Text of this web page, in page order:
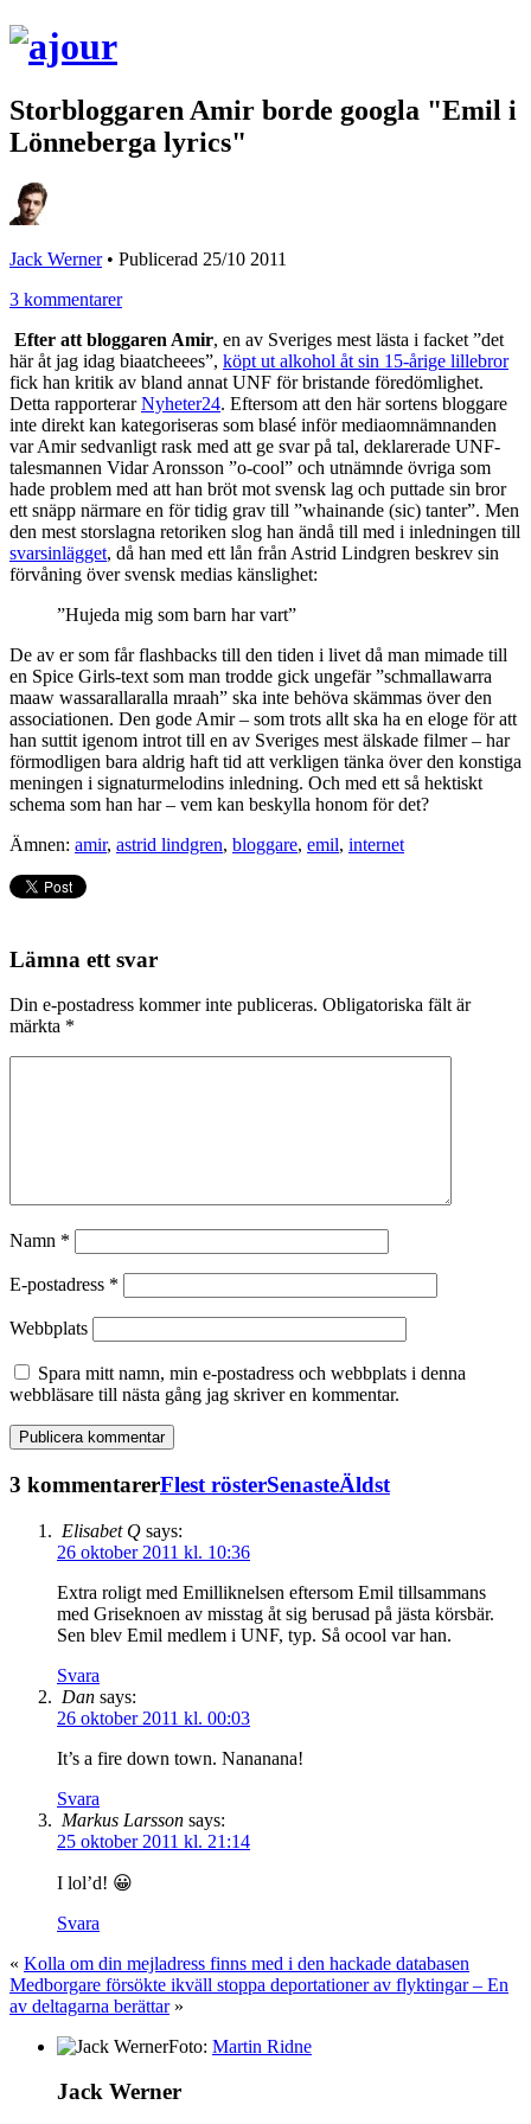
Storbloggaren Amir borde googla "Emil i
Lönneberga lyrics"
Jack Werner• Publicerad 25/10 2011
3 kommentarer
Efter att bloggaren Amir, en av Sveriges mest lästa i facket ”det
här åt jag idag biaatcheees”, köpt ut alkohol åt sin 15-årige lillebror
fick han kritik av bland annat UNF för bristande föredömlighet.
Detta rapporterarNyheter24. Eftersom att den här sortens bloggare
inte direkt kan kategoriseras som blasé inför mediaomnämnanden
var Amir sedvanligt rask med att ge svar på tal, deklarerade UNF-
talesmannen Vidar Aronsson ”o-cool” och utnämnde övriga som
hade problem med att han bröt mot svensk lag och puttade sin bror
ett snäpp närmare en för tidig grav till ”whainande (sic) tanter”. Men
den mest storslagna retoriken slog han ändå till med i inledningen till
svarsinlägget, då han med ett lån från Astrid Lindgren beskrev sin
förvåning över svensk medias känslighet:
”Hujeda mig som barn har vart”
De av er som får flashbacks till den tiden i livet då man mimade till
en Spice Girls-text som man trodde gick ungefär ”schmallawarra
maaw wassarallaralla mraah” ska inte behöva skämmas över den
associationen. Den gode Amir – som trots allt ska ha en eloge för att
han suttit igenom introt till en av Sveriges mest älskade filmer – har
förmodligen bara aldrig haft tid att verkligen tänka över den konstiga
meningen i signaturmelodins inledning. Och med ett så hektiskt
schema som han har – vem kan beskylla honom för det?
Ämnen: amir, astrid lindgren, bloggare, emil, internet
Lämna ett svar
Din e-postadress kommer inte publiceras. Obligatoriska fält är
märkta *
Namn *
E-postadress *
Webbplats
Spara mitt namn, min e-postadress och webbplats i denna
webbläsare till nästa gång jag skriver en kommentar.
3 kommentarerFlest rösterSenasteÄldst
Elisabet Q says:
26 oktober 2011 kl. 10:36
Extra roligt med Emilliknelsen eftersom Emil tillsammans
med Griseknoen av misstag åt sig berusad på jästa körsbär.
Sen blev Emil medlem i UNF, typ. Så ocool var han.
Svara
Dan says:
26 oktober 2011 kl. 00:03
It’s a fire down town. Nananana!
Svara
Markus Larsson says:
25 oktober 2011 kl. 21:14
I lol’d! 😀
Svara
« Kolla om din mejladress finns med i den hackade databasen
Medborgare försökte ikväll stoppa deportationer av flyktingar – En
av deltagarna berättar»
Foto: Martin Ridne
Jack Werner